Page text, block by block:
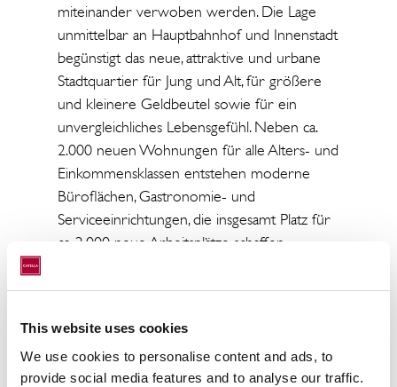
This website uses cookies
We use cookies to personalise content and ads, to
provide social media features and to analyse our traffic.
miteinander verwoben werden. Die Lage
unmittelbar an Hauptbahnhof und Innenstadt
begünstigt das neue, attraktive und urbane
Stadtquartier für Jung und Alt, für größere
und kleinere Geldbeutel sowie für ein
unvergleichliches Lebensgefühl. Neben ca.
2.000 neuen Wohnungen für alle Alters- und
Einkommensklassen entstehen moderne
Büroflächen, Gastronomie- und
Serviceeinrichtungen, die insgesamt Platz für
ca. 2.000 neue Arbeitsplätze schaffen
ca. 20.000 m² großer See, der zur
Verbesserung des Mikroklimas beiträgt, als
Retentionsbecken dient, einen Beitrag zum